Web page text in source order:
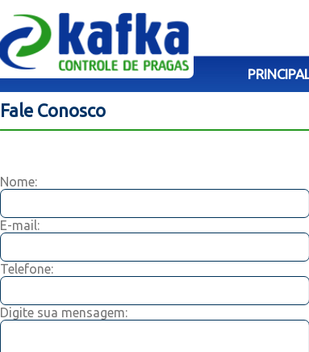
Fale Conosco
Nome:
E-mail:
Telefone:
Digite sua mensagem: